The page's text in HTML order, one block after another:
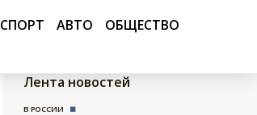
СПОРТ АВТО ОБЩЕСТВО
Лента новостей
В РОССИИ